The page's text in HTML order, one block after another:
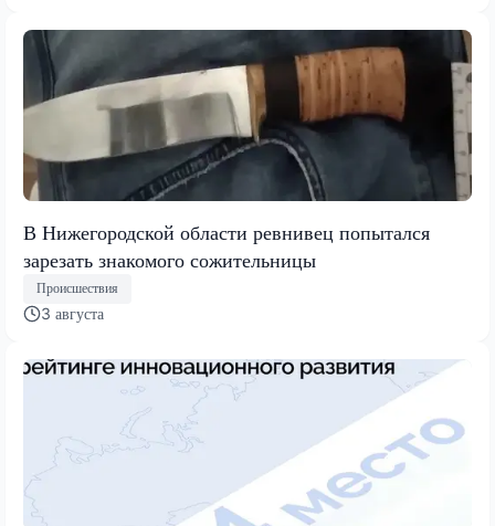
В Нижегородской области ревнивец попытался
зарезать знакомого сожительницы
Происшествия
3 августа